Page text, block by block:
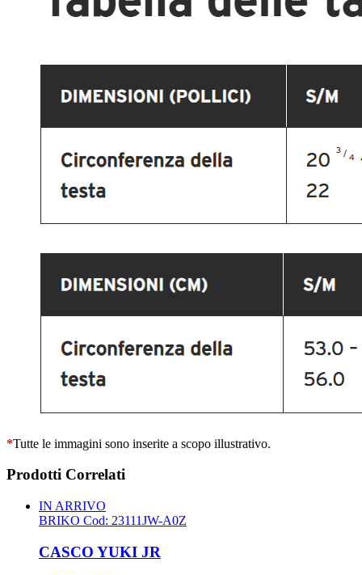
*Tutte le immagini sono inserite a scopo illustrativo.
Prodotti Correlati
IN ARRIVO
BRIKO Cod: 23111JW-A0Z
CASCO YUKI JR